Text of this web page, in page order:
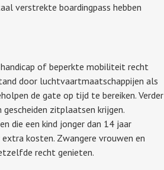
verstrekte boardingpass hebben
of beperkte mobiliteit recht
door luchtvaartmaatschappijen als
de gate op tijd te bereiken. Verder
zitplaatsen krijgen.
die een kind jonger dan 14 jaar
kosten. Zwangere vrouwen en
recht genieten.